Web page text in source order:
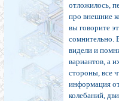
отложилось,
про внешние
вы говорите
сомнительно.
видели и
вариантов, а
стороны, все
информация
колебаний,